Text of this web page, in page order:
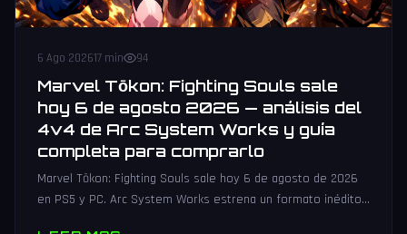
6 Ago 202617 min 94
Marvel Tōkon: Fighting Souls sale
hoy 6 de agosto 2026 — análisis del
4v4 de Arc System Works y guía
completa para comprarlo
Marvel Tōkon: Fighting Souls sale hoy 6 de agosto de 2026
en PS5 y PC. Arc System Works estrena un formato inédito